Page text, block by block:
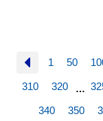
1 50
310 320 …
340 350